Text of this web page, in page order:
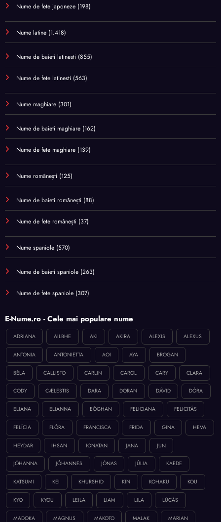
Nume de fete japoneze (198)
Nume latine (1.418)
Nume de baieti latinesti (855)
Nume de fete latinesti (563)
Nume maghiare (301)
Nume de baieti maghiare (162)
Nume de fete maghiare (139)
Nume românești (125)
Nume de baieti românești (88)
Nume de fete românești (37)
Nume spaniole (570)
Nume de baieti spaniole (263)
Nume de fete spaniole (307)
E-Nume.ro - Cele mai populare nume
ADRIANA AILBHE AKI AKIRA ALEXIS ALEXUS
ANTONIA ANTONIETTA AOI AYA BROGAN
BÉLA CALLISTO CARLIN CAROL CARY CLARA
CODY CÆLESTIS DARA DORAN DÁVID DÓRA
ELIANA ELIANNA EÓGHAN FELICIANA FELICITÁS
FELÍCIA FLÓRA FRANCISCA FRIDA GINA HEVA
HEYDAR IHSAN IONATAN JANA JUN
JÓHANNA JÓHANNES JÓNAS JÚLIA KAEDE
KATSUMI KEI KHURSHID KIN KOHAKU KOU
KYO KYOU LEILA LIAM LILA LÚCÁS
MADOKA MAGNUS MAKOTO MALAK MARIAN